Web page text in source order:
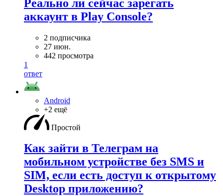
Реально ли сейчас зарегать
аккаунт в Play Console?
2 подписчика
27 июн.
442 просмотра
1
ответ
Android
+2 ещё
Простой
Как зайти в Телеграм на
мобильном устройстве без SMS и
SIM, если есть доступ к открытому
Desktop приложению?